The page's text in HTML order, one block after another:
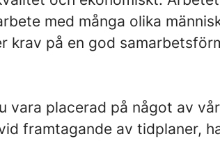
med många olika
krav på en god
vara placerad på något av
framtagande av tidplaner,